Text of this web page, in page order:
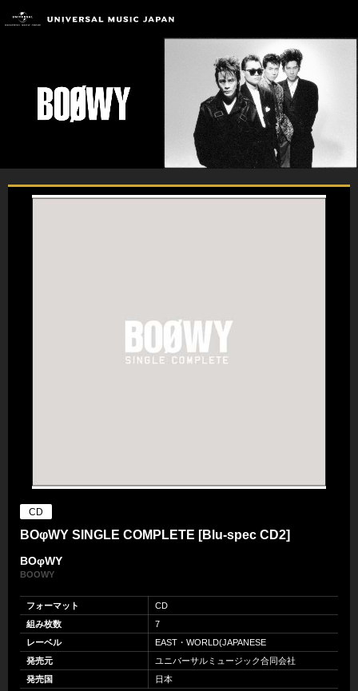
CD
BOφWY SINGLE COMPLETE [Blu-spec CD2]
BOφWY
BOOWY
フォーマット
CD
組み枚数
7
レーベル
EAST・WORLD(JAPANESE
発売元
ユニバーサルミュージック合同会社
発売国
日本